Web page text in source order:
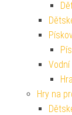
Vodní
Hry na